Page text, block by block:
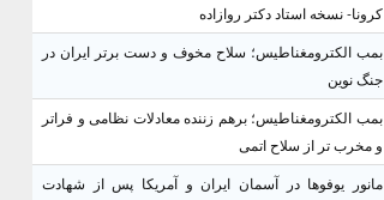
کرونا- نسخه استاد دکتر روازاده
بمب الکترومغناطیس؛ سلاح مخوف و دست برتر ایران در
جنگ نوین
بمب الکترومغناطیس؛ برهم زننده معادلات نظامی و فراتر
و مخرب تر از سلاح اتمی
مانور یوفوها در آسمان ایران و آمریکا پس از شهادت